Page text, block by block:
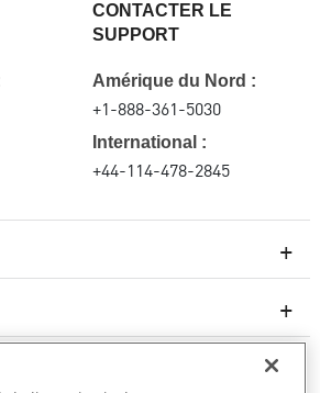
génération
CONTACTER LE
SUPPORT
Amérique du Nord :
+1-888-361-5030
International :
+44-114-478-2845